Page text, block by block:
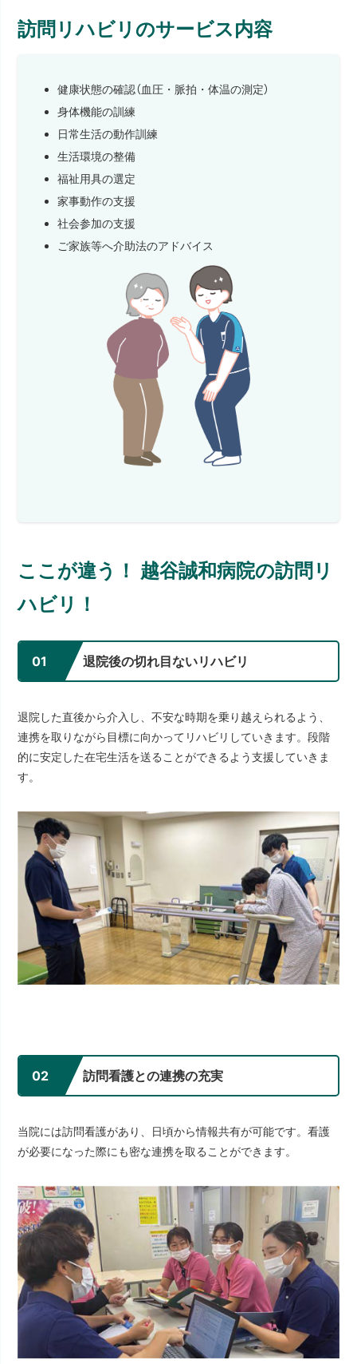
訪問リハビリのサービス内容
健康状態の確認（血圧・脈拍・体温の測定）
身体機能の訓練
日常生活の動作訓練
生活環境の整備
福祉用具の選定
家事動作の支援
社会参加の支援
ご家族等へ介助法のアドバイス
ここが違う！ 越谷誠和病院の訪問リ
ハビリ！
01 退院後の切れ目ないリハビリ
退院した直後から介入し、不安な時期を乗り越えられるよう、
連携を取りながら目標に向かってリハビリしていきます。段階
的に安定した在宅生活を送ることができるよう支援していきま
す。
02 訪問看護との連携の充実
当院には訪問看護があり、日頃から情報共有が可能です。看護
が必要になった際にも密な連携を取ることができます。